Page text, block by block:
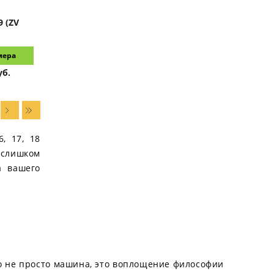
(ZV
17, 18
вашего
не просто машина, это воплощение философии